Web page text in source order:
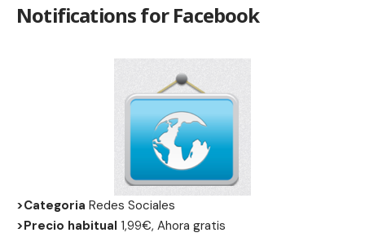
Notifications for Facebook
>Categoria Redes Sociales
>Precio habitual 1,99€, Ahora gratis